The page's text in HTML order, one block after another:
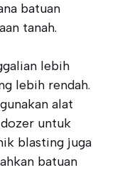
batuan
tanah.
lebih
lebih rendah.
alat
untuk
blasting juga
batuan